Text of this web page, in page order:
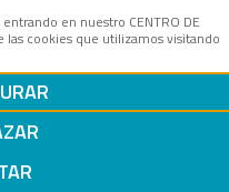
en nuestro CENTRO DE
las cookies que utilizamos visitando